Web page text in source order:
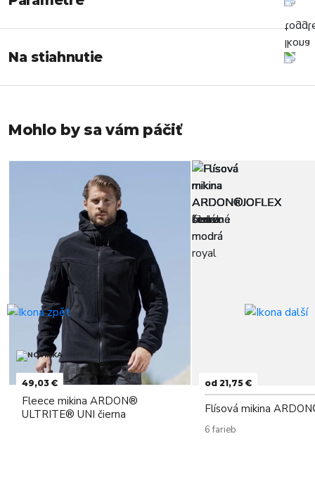
Na stiahnutie
Mohlo by sa vám páčiť
49,03 €
Fleece mikina ARDON®
ULTRITE® UNI čierna
od 21,75 €
Flísová mikina
6 farieb